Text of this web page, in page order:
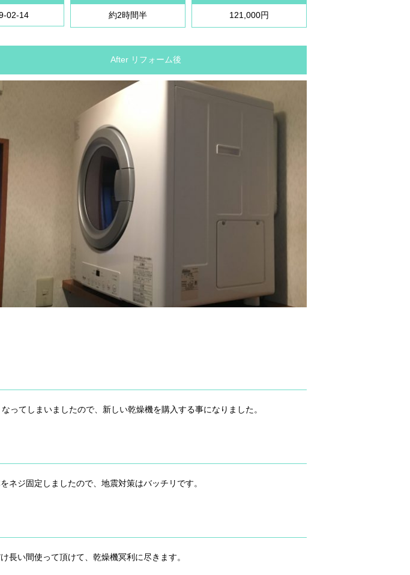
02-14 約2時間半 121,000円
After リフォーム後
てしまいましたので、新しい乾燥機を購入する事になりました。
ジ固定しましたので、地震対策はバッチリです。
長い間使って頂けて、乾燥機冥利に尽きます。